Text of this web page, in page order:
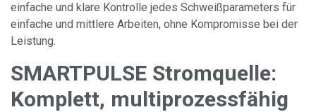
einfache und klare Kontrolle jedes Schweißparameters für
einfache und mittlere Arbeiten, ohne Kompromisse bei der
Leistung.
SMARTPULSE Stromquelle:
Komplett, multiprozessfähig